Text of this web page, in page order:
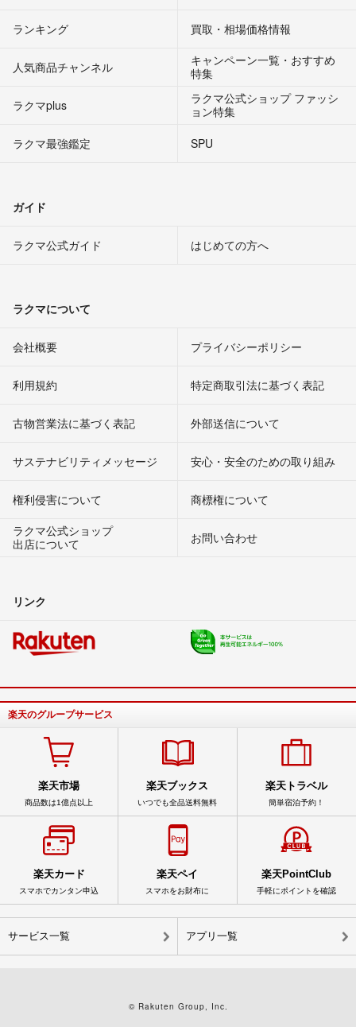
ランキング 買取・相場価格情報
人気商品チャンネル
キャンペーン一覧・おすすめ
特集
ラクマplus
ラクマ公式ショップ ファッシ
ョン特集
ラクマ最強鑑定
SPU
ガイド
ラクマ公式ガイド はじめての方へ
ラクマについて
会社概要 プライバシーポリシー
利用規約 特定商取引法に基づく表記
古物営業法に基づく表記 外部送信について
サステナビリティメッセージ 安心・安全のための取り組み
権利侵害について
商標権について
ラクマ公式ショップ
出店について
お問い合わせ
リンク
楽天のグループサービス
楽天市場
商品数は1億点以上
楽天ブックス
いつでも全品送料無料
楽天トラベル
簡単宿泊予約！
楽天カード
スマホでカンタン申込
楽天ペイ
スマホをお財布に
楽天PointClub
手軽にポイントを確認
サービス一覧 アプリ一覧
© Rakuten Group, Inc.